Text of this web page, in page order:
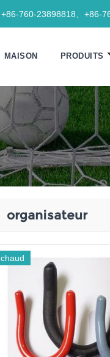
+86-760-23898818、+86-
MAISON PRODUITS
organisateur
chaud